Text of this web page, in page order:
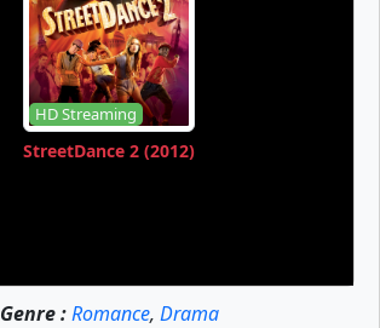
HD Streaming
StreetDance 2 (2012)
Genre : Romance, Drama